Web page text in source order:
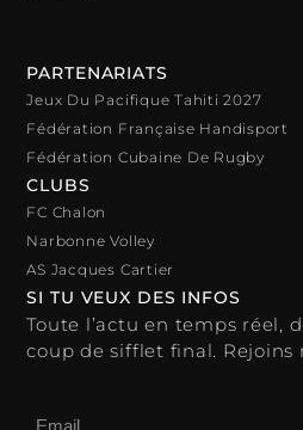
PARTENARIATS
Jeux Du Pacifique Tahiti 2027
Fédération Française Handisport
Fédération Cubaine De Rugby
CLUBS
FC Chalon
Narbonne Volley
AS Jacques Cartier
SI TU VEUX DES INFOS
Toute l’actu en temps réel,
coup de sifflet final. Rejoins